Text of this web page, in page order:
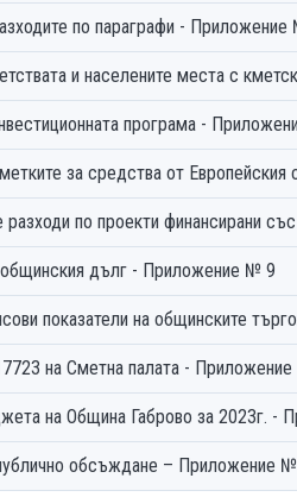
по параграфи -
и населените места с
програма -
за средства от
общинския дълг - Приложение № 9
показатели на общинските
на Сметна палата -
на Община Габрово за 2023г. -
обсъждане – Приложение